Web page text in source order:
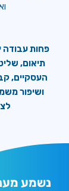
פחות עבודה
תיאום,
העסקיים,
ושיפור
נשמע